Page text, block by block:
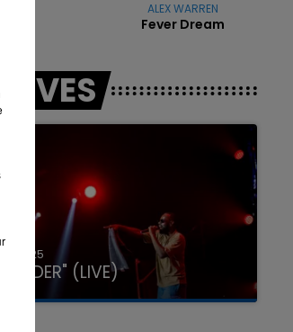
ALEX WARREN
Fever Dream
LIVES
2025
"SPIDER" (LIVE)